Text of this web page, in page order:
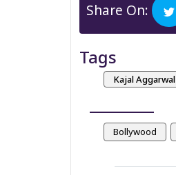
Share On:
Tags
Kajal Aggarwal
Bollywood